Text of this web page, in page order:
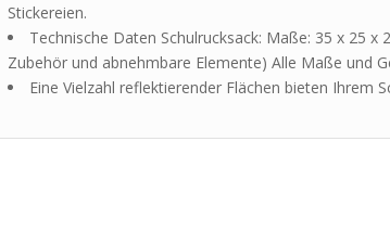
Stickereien.
Technische Daten Schulrucksack: Maße: 35 x 25
Zubehör und abnehmbare Elemente) Alle Maße und
Eine Vielzahl reflektierender Flächen bieten Ihrem